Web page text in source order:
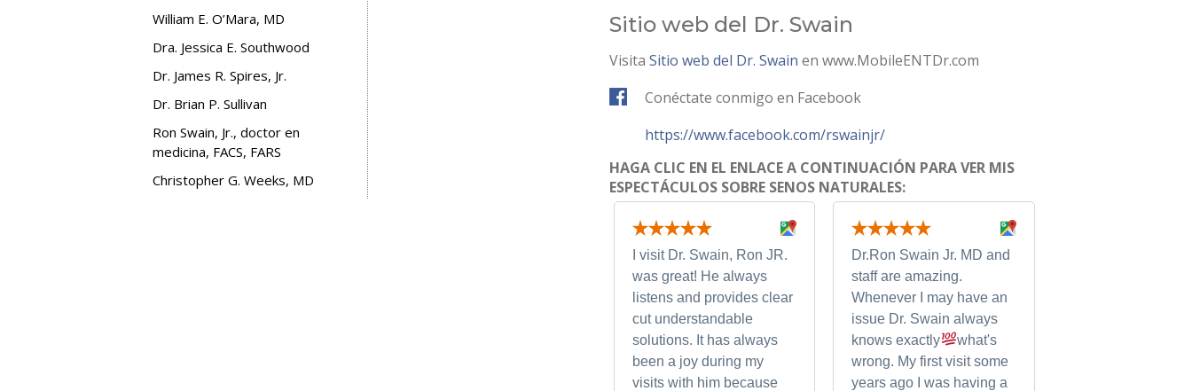
William E. O’Mara, MD
Dra. Jessica E. Southwood
Dr. James R. Spires, Jr.
Dr. Brian P. Sullivan
Ron Swain, Jr., doctor en
medicina, FACS, FARS
Christopher G. Weeks, MD
Sitio web del Dr. Swain
Visita Sitio web del Dr. Swain en www.MobileENTDr.com
Conéctate conmigo en Facebook
https://www.facebook.com/rswainjr/
HAGA CLIC EN EL ENLACE A CONTINUACIÓN PARA VER MIS
ESPECTÁCULOS SOBRE SENOS NATURALES:
I visit Dr. Swain, Ron JR.
was great! He always
listens and provides clear
cut understandable
solutions. It has always
been a joy during my
visits with him because
Dr.Ron Swain Jr. MD and
staff are amazing.
Whenever I may have an
issue Dr. Swain always
knows exactly
what's
wrong. My first visit some
years ago I was having a